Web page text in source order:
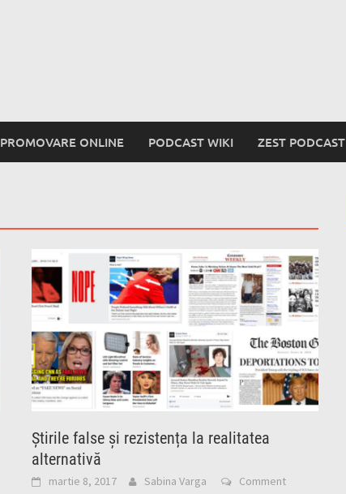
PROMOVARE ONLINE PODCAST WIKI ZEST PODCAST
Știrile false și rezistența la realitatea
alternativă
martie 8, 2017 Sabina Varga Comment